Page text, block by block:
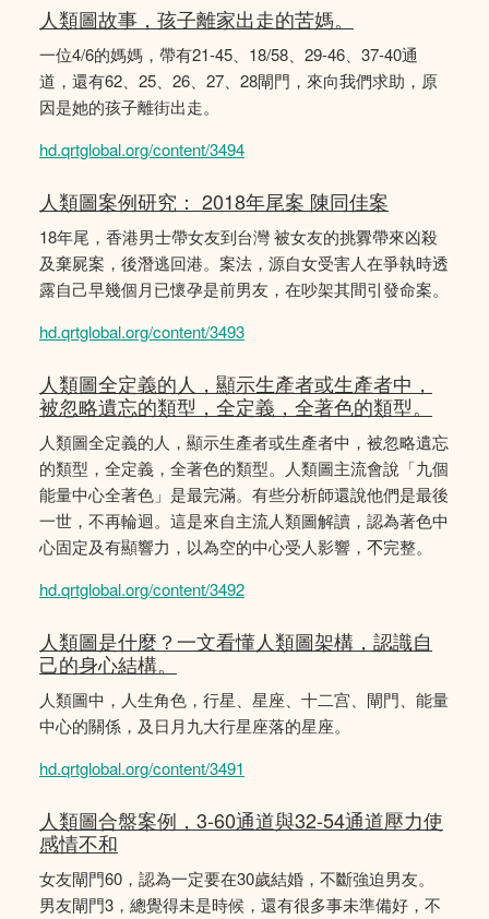
人類圖故事，孩子離家出走的苦媽。
一位4/6的媽媽，帶有21-45、18/58、29-46、37-40通
道，還有62、25、26、27、28閘門，來向我們求助，原
因是她的孩子離街出走。
hd.qrtglobal.org/content/3494
人類圖案例研究： 2018年尾案 陳同佳案
18年尾，香港男士帶女友到台灣 被女友的挑釁帶來凶殺
及棄屍案，後潛逃回港。案法，源自女受害人在爭執時透
露自己早幾個月已懷孕是前男友，在吵架其間引發命案。
hd.qrtglobal.org/content/3493
人類圖全定義的人，顯示生產者或生產者中，
被忽略遺忘的類型，全定義，全著色的類型。
人類圖全定義的人，顯示生產者或生產者中，被忽略遺忘
的類型，全定義，全著色的類型。人類圖主流會說「九個
能量中心全著色」是最完滿。有些分析師還說他們是最後
一世，不再輪迴。這是來自主流人類圖解讀，認為著色中
心固定及有顯響力，以為空的中心受人影響，𣎴完整。
hd.qrtglobal.org/content/3492
人類圖是什麼？一文看懂人類圖架構，認識自
己的身心結構。
人類圖中，人生角色，行星、星座、十二宫、閘門、能量
中心的關係，及日月九大行星座落的星座。
hd.qrtglobal.org/content/3491
人類圖合盤案例，3-60通道與32-54通道壓力使
感情不和
女友閘門60，認為一定要在30歲結婚，不斷強迫男友。
男友閘門3，總覺得未是時候，還有很多事未準備好，不